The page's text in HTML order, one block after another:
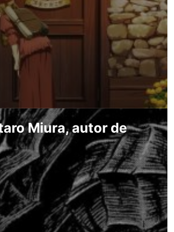
Miura, autor de